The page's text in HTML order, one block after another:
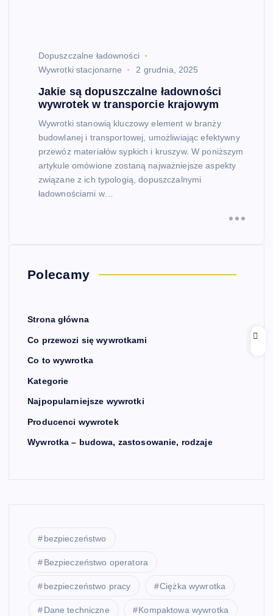
Dopuszczalne ładowności
Wywrotki stacjonarne
2 grudnia, 2025
Jakie są dopuszczalne ładowności
wywrotek w transporcie krajowym
Wywrotki stanowią kluczowy element w branży
budowlanej i transportowej, umożliwiając efektywny
przewóz materiałów sypkich i kruszyw. W poniższym
artykule omówione zostaną najważniejsze aspekty
związane z ich typologią, dopuszczalnymi
ładownościami w…
Polecamy
Strona główna
Co przewozi się wywrotkami
Co to wywrotka
Kategorie
Najpopularniejsze wywrotki
Producenci wywrotek
Wywrotka – budowa, zastosowanie, rodzaje
bezpieczeństwo
Bezpieczeństwo operatora
bezpieczeństwo pracy Ciężka wywrotka
Dane techniczne Kompaktowa wywrotka